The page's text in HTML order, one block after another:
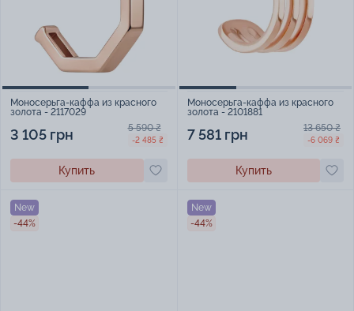
Моносерьга-каффа из красного
золота - 2117029
3 105 грн 5 590 ₴
-2 485 ₴
Купить
Моносерьга-каффа из красного
золота - 2101881
7 581 грн 13 650 ₴
-6 069 ₴
Купить
New
-44%
New
-44%